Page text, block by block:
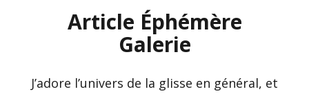
Article Éphémère
Galerie
J’adore l’univers de la glisse en général, et